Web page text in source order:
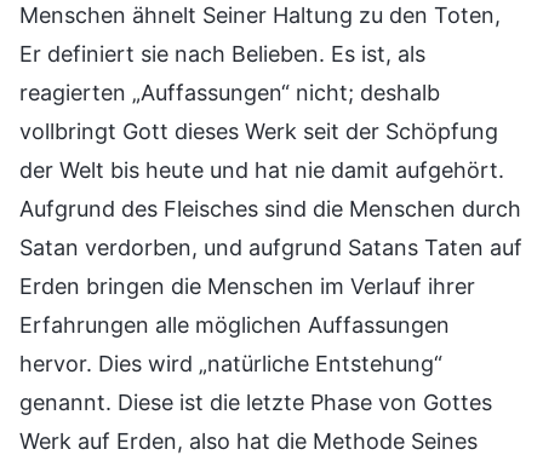
Menschen ähnelt Seiner Haltung zu den Toten,
Er definiert sie nach Belieben. Es ist, als
reagierten „Auffassungen“ nicht; deshalb
vollbringt Gott dieses Werk seit der Schöpfung
der Welt bis heute und hat nie damit aufgehört.
Aufgrund des Fleisches sind die Menschen durch
Satan verdorben, und aufgrund Satans Taten auf
Erden bringen die Menschen im Verlauf ihrer
Erfahrungen alle möglichen Auffassungen
hervor. Dies wird „natürliche Entstehung“
genannt. Diese ist die letzte Phase von Gottes
Werk auf Erden, also hat die Methode Seines